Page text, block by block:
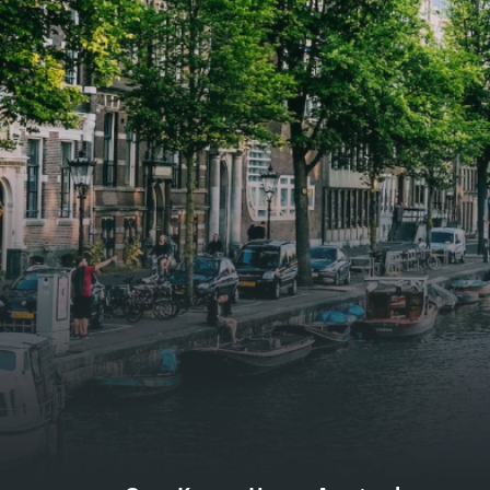
biedt genoeg ruimte voor een
gezellige zithoek én een stijlvolle
eethoek. De keuken is van alle
gemakken voorzien, perfect voor het
bereiden van heerlijke maaltijden.
Vanuit de woonkamer stap je zo het
balkon op, waar je kunt genieten
van een prachtig uitzicht en een
moment van rust. De woning
beschikt over twee comfortabele
slaapkamers van respectievelijk 12,1
m² en 8 m². Beide kamers bieden tal
van mogelijkheden, zoals een fijne
werkplek, een logeerkamer of een
persoonlijke slaapkamer. De
biedt
van
m²
van